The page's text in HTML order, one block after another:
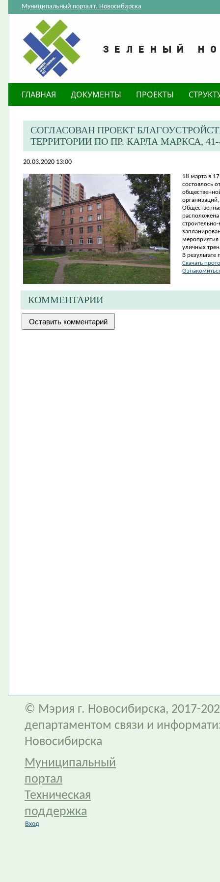
Муниципальный портал г. Новосибирска
ГЛАВНАЯ ДОКУМЕНТЫ ПРОЕКТЫ
СОГЛАСОВАН ПРОЕКТ
ТЕРРИТОРИИ ПО ПР. КАРЛА МАРКСА, 41-
20.03.2020 13:00
18 марта в
состоялось
мероприятия
уличных
В
Скачать
КОММЕНТАРИИ
© Мэрия г. Новосибирска, 2017-
департаментом связи и
Новосибирска
Муниципальный
портал
Техническая
поддержка
Вход